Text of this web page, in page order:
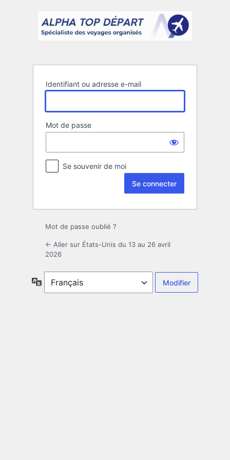
connecter
Identifiant ou adresse e-mail
Mot de passe
Se souvenir de moi
Mot de passe oublié ?
← Aller sur États-Unis du 13 au 26 avril
2026
Langue